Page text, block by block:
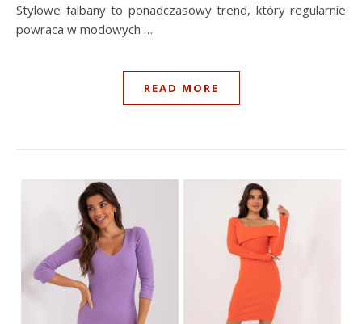
Stylowe falbany to ponadczasowy trend, który regularnie
powraca w modowych …
READ MORE